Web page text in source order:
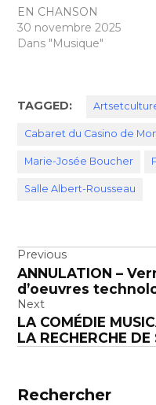
EN CHANSON
30 novembre 2025
Dans "Musique"
TAGGED:
Cabaret du Casino de
Marie-Josée Boucher
Salle Albert-Rousseau
Navigation
de
l’article
Previous
ANNULATION –
d’oeuvres
Next
LA COMÉDIE
LA RECHERCHE
Rechercher